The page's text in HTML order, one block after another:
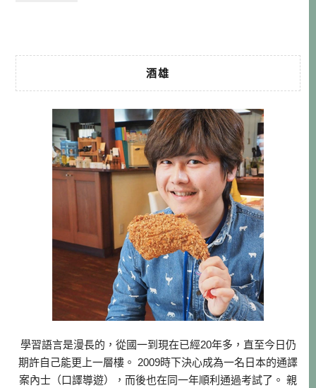
酒雄
學習語言是漫長的，從國一到現在已經20年多，直至今日仍
期許自己能更上一層樓。 2009時下決心成為一名日本的通譯
案內士（口譯導遊），而後也在同一年順利通過考試了。 親